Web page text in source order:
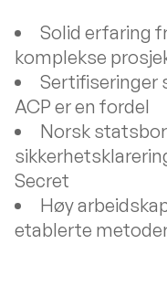
Solid erfaring
komplekse
Sertifiseringer
ACP er en fordel
Norsk
Secret
Høy
etablerte